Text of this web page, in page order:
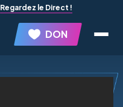
Regardez le Direct !
DON